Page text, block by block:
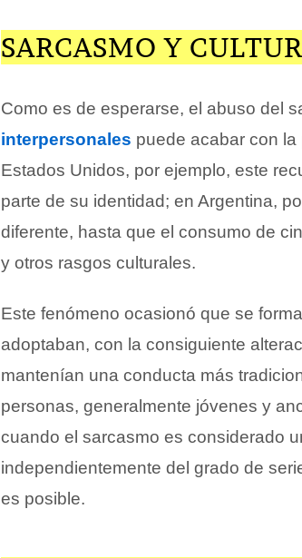
SARCASMO Y
Como es de esperarse, el abuso del
interpersonales puede acabar con
Estados Unidos, por ejemplo, este
parte de su identidad; en Argentina,
diferente, hasta que el consumo de
y otros rasgos culturales.
Este fenómeno ocasionó que se
adoptaban, con la consiguiente
mantenían una conducta más
personas, generalmente jóvenes y
cuando el sarcasmo es considerado
independientemente del grado de
es posible.